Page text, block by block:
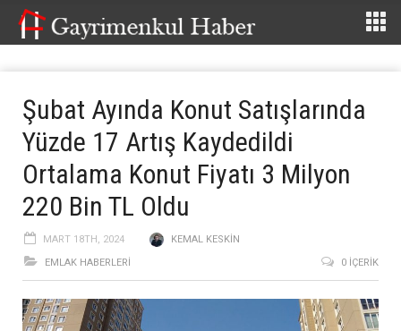
Şubat Ayında Konut Satışlarında
Yüzde 17 Artış Kaydedildi
Ortalama Konut Fiyatı 3 Milyon
220 Bin TL Oldu
MART 18TH, 2024
KEMAL KESKIN
EMLAK HABERLERI
0 İÇERIK